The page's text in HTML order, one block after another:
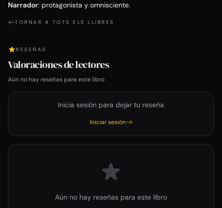
Narrador: protagonista y omnisciente.
TORNAR A TOTS ELS LLIBRES
RESEÑAS
Valoraciones de lectores
Aún no hay reseñas para este libro
Inicia sesión para dejar tu reseña
Iniciar sesión
Aún no hay reseñas para este libro